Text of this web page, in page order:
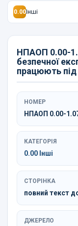
0.00Інші
НПАОП 0.00-
безпечної
працюють
НОМЕР
НПАОП 0.00-
КАТЕГОРІЯ
0.00 Інші
СТОРІНКА
повний текст
ДЖЕРЕЛО